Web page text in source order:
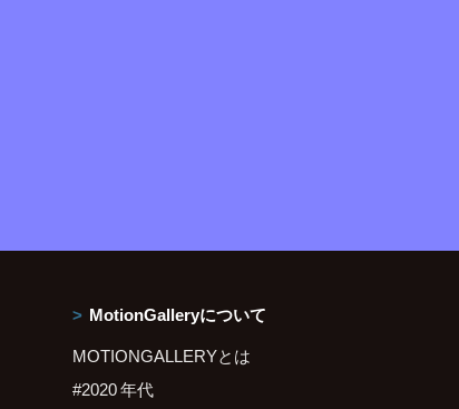
MotionGalleryについて
MOTIONGALLERYとは
#2020 年代